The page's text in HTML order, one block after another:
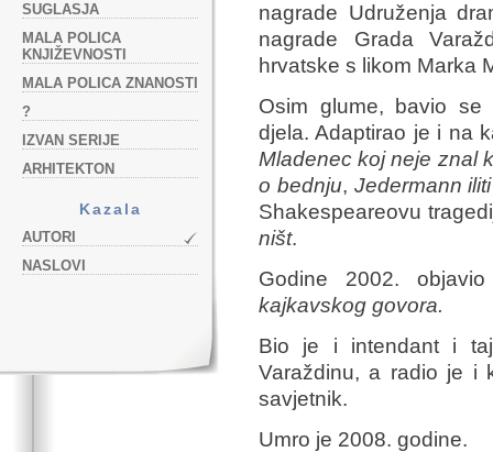
SUGLASJA
MALA POLICA
KNJIŽEVNOSTI
MALA POLICA ZNANOSTI
?
IZVAN SERIJE
ARHITEKTON
Kazala
AUTORI
NASLOVI
nagrade Udruženja
nagrade Grada
hrvatske s likom Marka
Osim glume, bavio se
djela. Adaptirao je i na
Mladenec koj neje znal
o bednju, Jedermann
Shakespeareovu
ništ.
Godine 2002.
kajkavskog govora.
Bio je i intendant i
Varaždinu, a radio je i
savjetnik.
Umro je 2008. godine.